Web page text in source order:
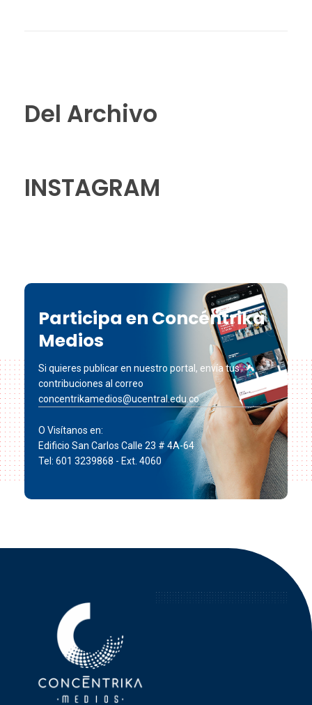
Del Archivo
INSTAGRAM
Participa en Concéntrika
Medios
Si quieres publicar en nuestro portal, envía tus
contribuciones al correo
concentrikamedios@ucentral.edu.co
O Visítanos en:
Edificio San Carlos Calle 23 # 4A-64
Tel: 601 3239868 - Ext. 4060